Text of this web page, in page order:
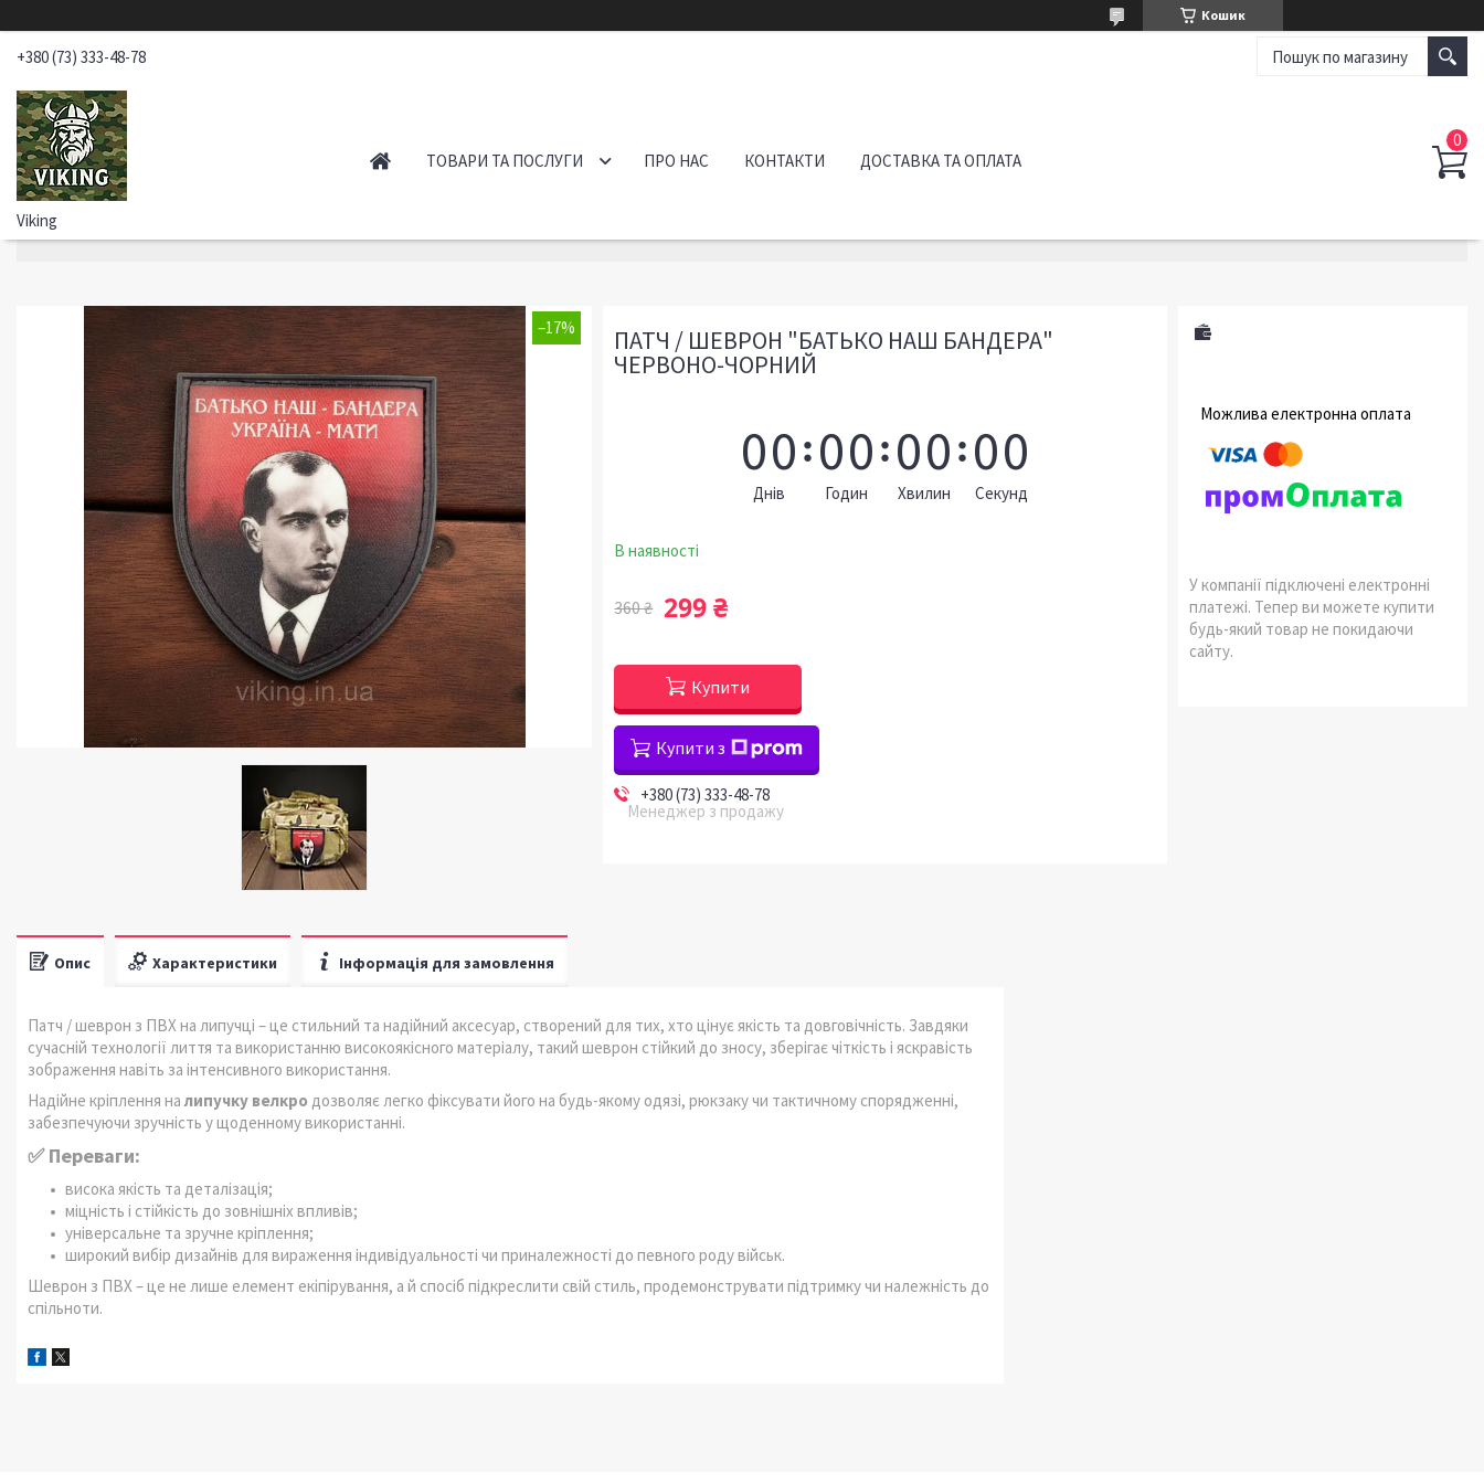
Кошик
+380 (73) 333-48-78
Viking
ТОВАРИ ТА ПОСЛУГИ ПРО НАС КОНТАКТИ ДОСТАВКА ТА ОПЛАТА
–17% ПАТЧ / ШЕВРОН "БАТЬКО НАШ БАНДЕРА"
ЧЕРВОНО-ЧОРНИЙ
00
Днів
00
Годин
00
Хвилин
00
Секунд
В наявності
360 ₴ 299 ₴
Купити
Купити з
+380 (73) 333-48-78
Менеджер з продажу
У компанії підключені електронні
платежі. Тепер ви можете купити
будь-який товар не покидаючи
сайту.
Опис Характеристики Інформація для замовлення
Патч / шеврон з ПВХ на липучці – це стильний та надійний аксесуар, створений для тих, хто цінує якість та довговічність. Завдяки
сучасній технології лиття та використанню високоякісного матеріалу, такий шеврон стійкий до зносу, зберігає чіткість і яскравість
зображення навіть за інтенсивного використання.
Надійне кріплення налипучку велкро дозволяє легко фіксувати його на будь-якому одязі, рюкзаку чи тактичному спорядженні,
забезпечуючи зручність у щоденному використанні.
✅ Переваги:
висока якість та деталізація;
міцність і стійкість до зовнішніх впливів;
універсальне та зручне кріплення;
широкий вибір дизайнів для вираження індивідуальності чи приналежності до певного роду військ.
Шеврон з ПВХ – це не лише елемент екіпірування, а й спосіб підкреслити свій стиль, продемонструвати підтримку чи належність до
спільноти.